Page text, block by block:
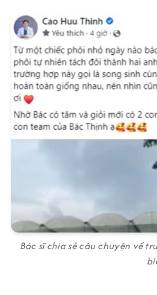
Bác sĩ chia sẻ câu chuyện về